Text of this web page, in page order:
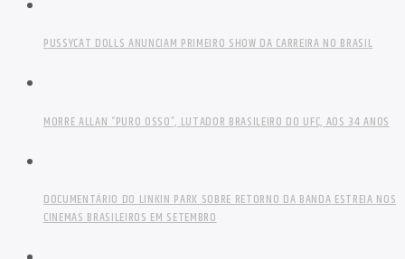
PUSSYCAT DOLLS ANUNCIAM PRIMEIRO SHOW DA CARREIRA NO BRASIL
MORRE ALLAN “PURO OSSO”, LUTADOR BRASILEIRO DO UFC, AOS 34 ANOS
DOCUMENTÁRIO DO LINKIN PARK SOBRE RETORNO DA BANDA ESTREIA NOS
CINEMAS BRASILEIROS EM SETEMBRO